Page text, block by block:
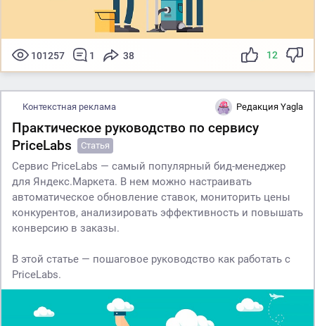
101257 1 38 12
Контекстная реклама Редакция Yagla
Практическое руководство по сервису
PriceLabs
Статья
Сервис PriceLabs — самый популярный бид-менеджер
для Яндекс.Маркета. В нем можно настраивать
автоматическое обновление ставок, мониторить цены
конкурентов, анализировать эффективность и повышать
конверсию в заказы.
В этой статье — пошаговое руководство как работать с
PriceLabs.